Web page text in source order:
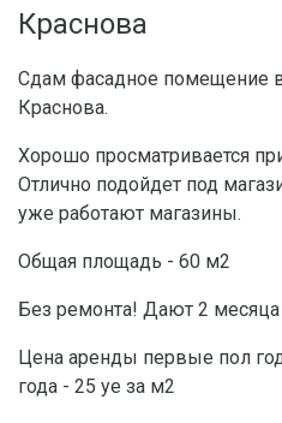
Краснова
Сдам фасадное помещение
Краснова.
Хорошо просматривается
Отлично подойдет под
уже работают магазины.
Общая площадь - 60 м2
Без ремонта! Дают 2 месяца
Цена аренды первые пол
года - 25 уе за м2